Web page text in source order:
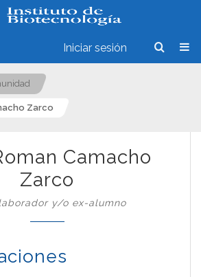
Iniciar sesión
Zarco
Camacho
Zarco
y/o ex-alumno